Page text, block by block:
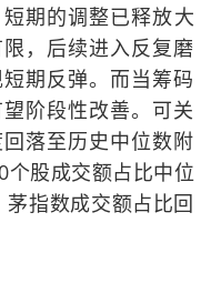
期的调整已释放大
，后续进入反复磨
期反弹。而当筹码
阶段性改善。可关
落至历史中位数附
股成交额占比中位
指数成交额占比回